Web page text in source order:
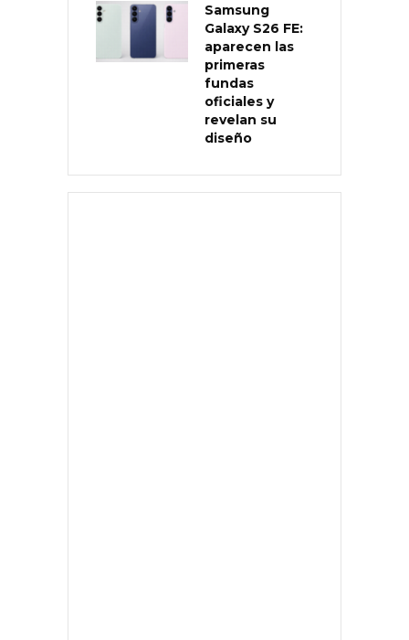
Samsung
Galaxy S26 FE:
aparecen las
primeras
fundas
oficiales y
revelan su
diseño